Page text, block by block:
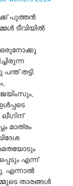
പുത്തൻ
ടീവിയിൽ
ഒരുനോക്കു
തട്ടി.
മാത്രം
എന്ന്
എന്നാൽ
താരങ്ങൾ